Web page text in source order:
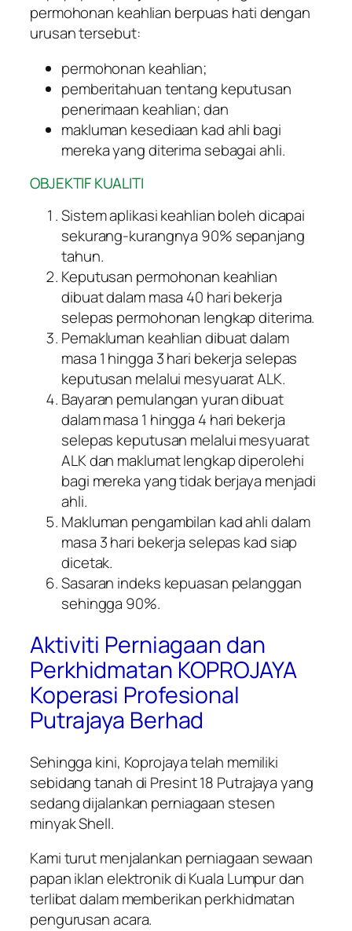
permohonan keahlian berpuas hati dengan
urusan tersebut:
permohonan keahlian;
pemberitahuan tentang keputusan
penerimaan keahlian; dan
makluman kesediaan kad ahli bagi
mereka yang diterima sebagai ahli.
OBJEKTIF KUALITI
Sistem aplikasi keahlian boleh dicapai
sekurang-kurangnya 90% sepanjang
tahun.
Keputusan permohonan keahlian
dibuat dalam masa 40 hari bekerja
selepas permohonan lengkap diterima.
Pemakluman keahlian dibuat dalam
masa 1 hingga 3 hari bekerja selepas
keputusan melalui mesyuarat ALK.
Bayaran pemulangan yuran dibuat
dalam masa 1 hingga 4 hari bekerja
selepas keputusan melalui mesyuarat
ALK dan maklumat lengkap diperolehi
bagi mereka yang tidak berjaya menjadi
ahli.
Makluman pengambilan kad ahli dalam
masa 3 hari bekerja selepas kad siap
dicetak.
Sasaran indeks kepuasan pelanggan
sehingga 90%.
Aktiviti Perniagaan dan
Perkhidmatan KOPROJAYA
Koperasi Profesional
Putrajaya Berhad
Sehingga kini, Koprojaya telah memiliki
sebidang tanah di Presint 18 Putrajaya yang
sedang dijalankan perniagaan stesen
minyak Shell.
Kami turut menjalankan perniagaan sewaan
papan iklan elektronik di Kuala Lumpur dan
terlibat dalam memberikan perkhidmatan
pengurusan acara.